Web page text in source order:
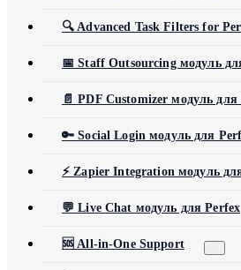
🔍 Advanced Task Filters for
📅 Staff Outsourcing модуль
📄 PDF Customizer модуль для
🔑 Social Login модуль для
⚡ Zapier Integration модуль
💬 Live Chat модуль для Perfex
🆘 All-in-One Support